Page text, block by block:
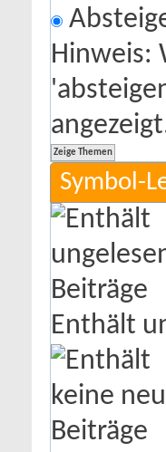
Hinweis:
Symbol-
Enthält